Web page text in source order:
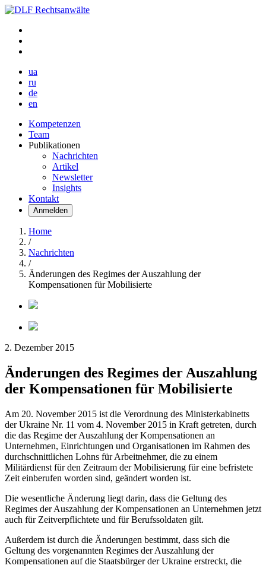
ua
ru
de
en
Kompetenzen
Team
Publikationen
Nachrichten
Artikel
Newsletter
Insights
Kontakt
Anmelden
Home
/
Nachrichten
/
Änderungen des Regimes der Auszahlung der
Kompensationen für Mobilisierte
2. Dezember 2015
Änderungen des Regimes der Auszahlung
der Kompensationen für Mobilisierte
Am 20. November 2015 ist die Verordnung des Ministerkabinetts
der Ukraine Nr. 11 vom 4. November 2015 in Kraft getreten, durch
die das Regime der Auszahlung der Kompensationen an
Unternehmen, Einrichtungen und Organisationen im Rahmen des
durchschnittlichen Lohns für Arbeitnehmer, die zu einem
Militärdienst für den Zeitraum der Mobilisierung für eine befristete
Zeit einberufen worden sind, geändert worden ist.
Die wesentliche Änderung liegt darin, dass die Geltung des
Regimes der Auszahlung der Kompensationen an Unternehmen jetzt
auch für Zeitverpflichtete und für Berufssoldaten gilt.
Außerdem ist durch die Änderungen bestimmt, dass sich die
Geltung des vorgenannten Regimes der Auszahlung der
Kompensationen auf die Staatsbürger der Ukraine erstreckt, die